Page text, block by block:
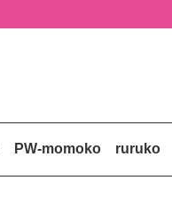
PW-momoko ruruko